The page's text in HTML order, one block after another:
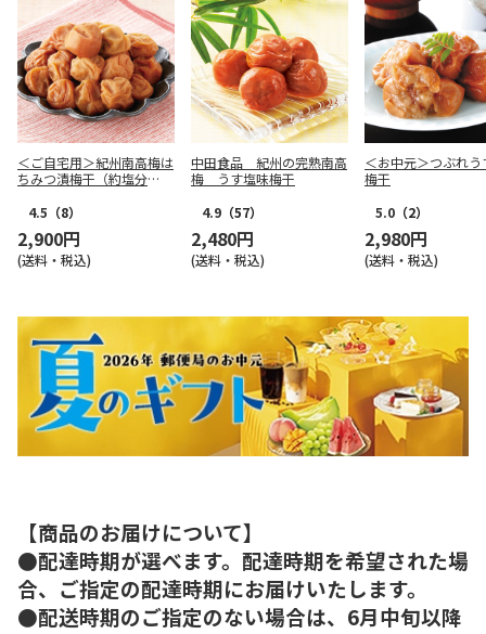
＜ご自宅用＞紀州南高梅は
ちみつ漬梅干（約塩分
4.5 （8）
2,900円
(送料・税込)
中田食品 紀州の完熟南高
梅 うす塩味梅干
4.9 （57）
2,480円
(送料・税込)
＜お中元＞つぶれう
梅干
5.0 （2）
2,980円
(送料・税込)
【商品のお届けについて】
●配達時期が選べます。配達時期を希望された場
合、ご指定の配達時期にお届けいたします。
●配送時期のご指定のない場合は、6月中旬以降